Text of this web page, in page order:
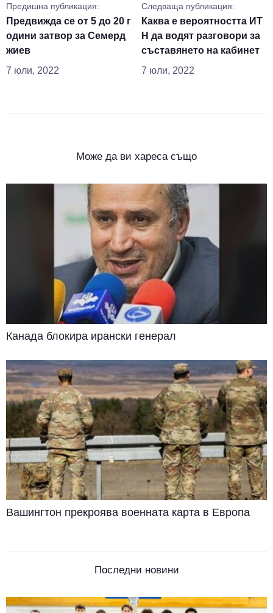
Предишна публикация:
Предвижда се от 5 до 20 г
одини затвор за Семерд
жиев
7 юли, 2022
Следваща публикация:
Каква е вероятността ИТ
Н да водят разговори за
съставянето на кабинет
7 юли, 2022
Може да ви хареса също
Канада блокира ирански генерал
Вашингтон прекроява военната карта в Европа
Последни новини